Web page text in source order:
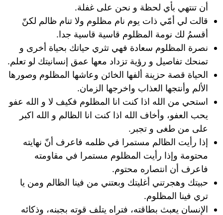
أن تنتهي بأي لحظة و نحن على غفلة.
قالت لي أمّي ذات يوم نام مظلوم ولا تنام ظالم لكنّ
أقسمُ لك نومة المظلوم قاسية قاسية جدا.
نصرة المظلوم سعادة فهي تثري حياتك بحياة أخرى و
تمنحك تفاصيل و رؤية تزداد معها عمق إنسانيتك لو تعلم.
الحياة قصة حزينة ألفها الخائن وعاشها المظلوم وصورها
الألم وأنتجها العذاب واخرجها الزمان.
استحي من الله اذا كنت انا المظلوم فكيف لا و الله عفو
يحب العفو، وأخاف الله اذا كنت انا الظالم و الله اكبر
على من طغى و تجبر.
إذا رأيت الظالم مستمرا في ظلمه فاعرف أنّ نهايته
محتومة وإذا رأيت المظلوم مستمرا في مقاومته
فاعرف أن انتصاره محتوم.
حبيتك وهجرتني أغليتك وبعتني من فينا الظالم ومن يا
تري فينا المظلوم.
الإنسان يعبث بطاقته، فتراه يتلف قوته بجبنه، وذكائه